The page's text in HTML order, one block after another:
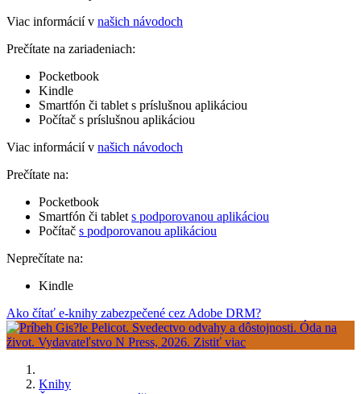
Viac informácií v našich návodoch
Prečítate na zariadeniach:
Pocketbook
Kindle
Smartfón či tablet s príslušnou aplikáciou
Počítač s príslušnou aplikáciou
Viac informácií v našich návodoch
Prečítate na:
Pocketbook
Smartfón či tablet s podporovanou aplikáciou
Počítač s podporovanou aplikáciou
Neprečítate na:
Kindle
Ako čítať e-knihy zabezpečené cez Adobe DRM?
Knihy